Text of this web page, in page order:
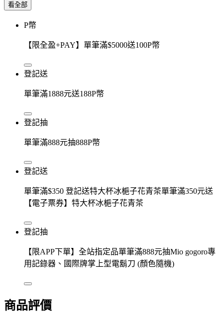
看全部
P幣
【限全盈+PAY】單筆滿$5000送100P幣
登記送
單筆滿1888元送188P幣
登記抽
單筆滿888元抽888P幣
登記送
單筆滿$350 登記送特大杯冰梔子花青茶單筆滿350元送
【電子票券】特大杯冰梔子花青茶
登記抽
【限APP下單】全站指定品單筆滿888元抽Mio gogoro專
用記錄器、國際牌掌上型電鬍刀 (顏色隨機)
商品評價